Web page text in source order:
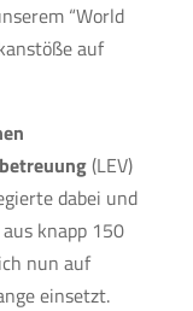
“World
auf
(LEV)
dabei und
knapp 150
nun auf
einsetzt.